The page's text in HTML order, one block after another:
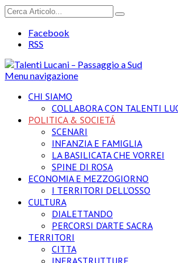
Facebook
RSS
Menu navigazione
CHI SIAMO
COLLABORA CON TALENTI
POLITICA & SOCIETÁ
SCENARI
INFANZIA E FAMIGLIA
LA BASILICATA CHE VORREI
SPINE DI ROSA
ECONOMIA E MEZZOGIORNO
I TERRITORI DELL’OSSO
CULTURA
DIALETTANDO
PERCORSI D’ARTE SACRA
TERRITORI
CITTA
INFRASTRUTTURE